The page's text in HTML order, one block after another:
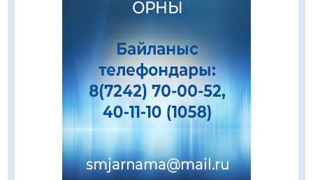
Еңбегі ерлікпен тең мамандық
Даналықтың шырағданы, ой-сананың
шамшырағы
08.08.2026
Кенеге қарсы залалсыздандыру жұмыстары
жүргізілуде
07.08.2026